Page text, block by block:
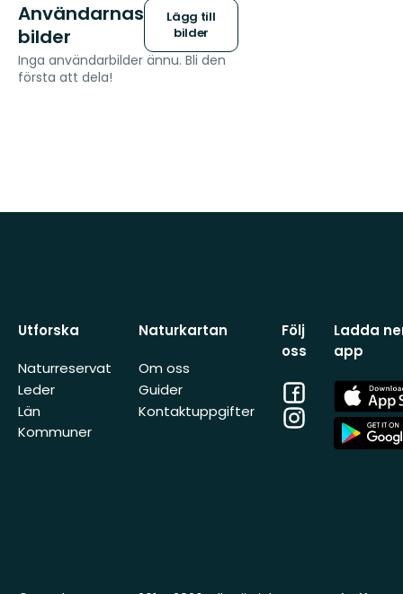
Användarnas
bilder
Lägg till
bilder
Inga användarbilder ännu. Bli den
första att dela!
Utforska
Naturreservat
Leder
Län
Kommuner
Naturkartan
Om oss
Guider
Kontaktuppgifter
Följ
oss
Facebook
Instagram
Ladda
app
App
Store
App
Store